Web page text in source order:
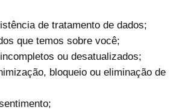
de tratamento de dados;
que temos sobre você;
ou desatualizados;
bloqueio ou eliminação de